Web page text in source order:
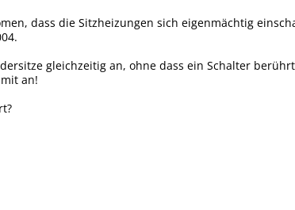
dass die Sitzheizungen sich eigenmächtig
gleichzeitig an, ohne dass ein Schalter
an!